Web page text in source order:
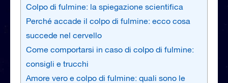
Colpo di fulmine: la spiegazione scientifica
Perché accade il colpo di fulmine: ecco cosa
succede nel cervello
Come comportarsi in caso di colpo di fulmine:
consigli e trucchi
Amore vero e colpo di fulmine: quali sono le